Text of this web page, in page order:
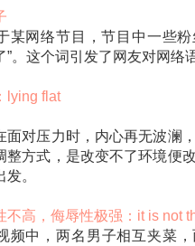
某网络节目，节目中一些
”。这个词引发了网友对网络
lying flat
面对压力时，内心再无波澜
整方式，是改变不了环境便
。
不高，侮辱性极强：it is not
频中，两名男子相互夹菜